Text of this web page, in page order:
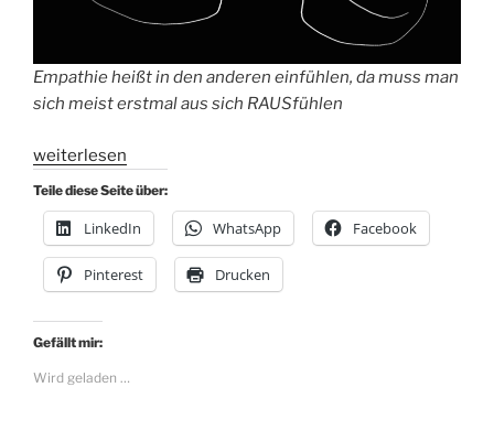
Empathie heißt in den anderen einfühlen, da muss man
sich meist erstmal aus sich RAUSfühlen
„Serie
Denkfehler
#8:
Empathy
Gap“
weiterlesen
Teile diese Seite über:
LinkedIn WhatsApp Facebook
Pinterest Drucken
Gefällt mir:
Wird geladen …